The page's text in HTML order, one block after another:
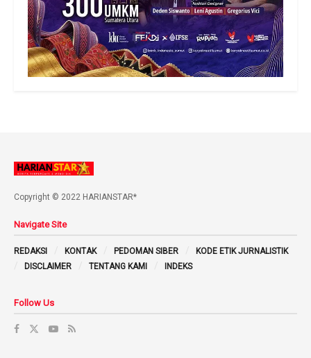
Copyright © 2022 HARIANSTAR*
Navigate Site
REDAKSI KONTAK PEDOMAN SIBER
KODE ETIK JURNALISTIK
DISCLAIMER
TENTANG KAMI INDEKS
Follow Us